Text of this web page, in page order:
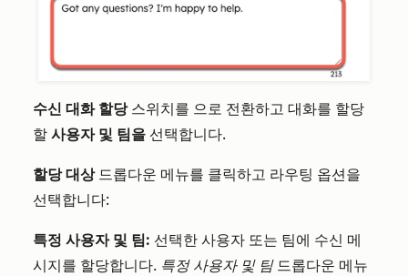
수신 대화 할당 스위치를 으로 전환하고 대화를 할당
할 사용자 및 팀을 선택합니다.
할당 대상 드롭다운 메뉴를 클릭하고 라우팅 옵션을
선택합니다:
특정 사용자 및 팀: 선택한 사용자 또는 팀에 수신 메
시지를 할당합니다. 특정 사용자 및 팀드롭다운 메뉴